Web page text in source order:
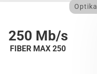
250 Mb/s
FIBER MAX 250
Optika